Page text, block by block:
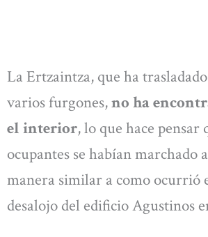
La Ertzaintza, que ha
varios furgones,no ha
el interior, lo que hace pensar
ocupantes se habían marchado
manera similar a como ocurrió
desalojo del edificio Agustinos